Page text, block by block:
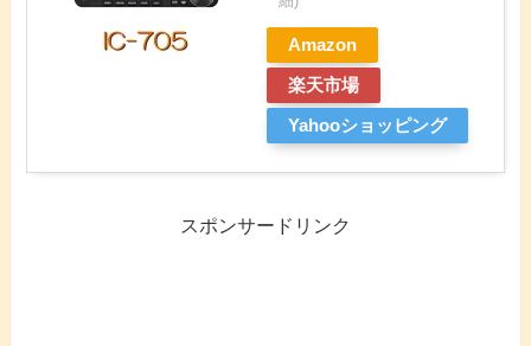
Amazon
楽天市場
Yahooショッピング
スポンサードリンク